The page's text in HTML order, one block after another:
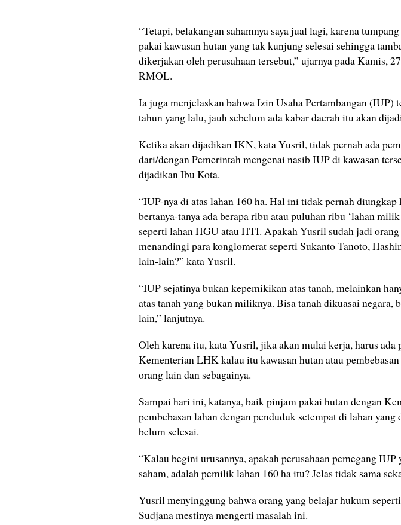
“Tetapi, belakangan sahamnya saya jual lagi, karena
pakai kawasan hutan yang tak kunjung selesai sehingga
dikerjakan oleh perusahaan tersebut,” ujarnya pada Kamis,
RMOL.
Ia juga menjelaskan bahwa Izin Usaha Pertambangan (IUP)
tahun yang lalu, jauh sebelum ada kabar daerah itu akan
Ketika akan dijadikan IKN, kata Yusril, tidak pernah ada
dari/dengan Pemerintah mengenai nasib IUP di kawasan
dijadikan Ibu Kota.
“IUP-nya di atas lahan 160 ha. Hal ini tidak pernah
bertanya-tanya ada berapa ribu atau puluhan ribu ‘lahan
seperti lahan HGU atau HTI. Apakah Yusril sudah jadi
menandingi para konglomerat seperti Sukanto Tanoto,
lain-lain?” kata Yusril.
“IUP sejatinya bukan kepemikikan atas tanah, melainkan
atas tanah yang bukan miliknya. Bisa tanah dikuasai negara,
lain,” lanjutnya.
Oleh karena itu, kata Yusril, jika akan mulai kerja, harus ada
Kementerian LHK kalau itu kawasan hutan atau
orang lain dan sebagainya.
Sampai hari ini, katanya, baik pinjam pakai hutan dengan
pembebasan lahan dengan penduduk setempat di lahan
belum selesai.
“Kalau begini urusannya, apakah perusahaan pemegang IUP
saham, adalah pemilik lahan 160 ha itu? Jelas tidak sama
Yusril menyinggung bahwa orang yang belajar hukum
Sudjana mestinya mengerti masalah ini.